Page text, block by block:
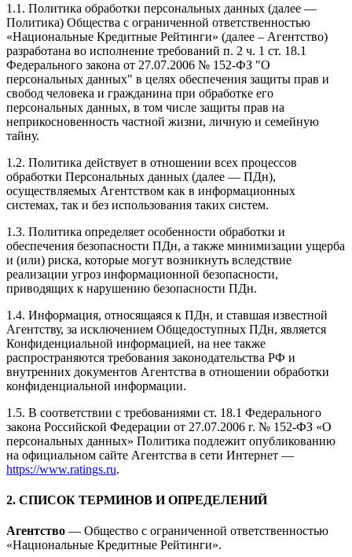
1.1. Политика обработки персональных данных (далее —
Политика) Общества с ограниченной ответственностью
«Национальные Кредитные Рейтинги» (далее – Агентство)
разработана во исполнение требований п. 2 ч. 1 ст. 18.1
Федерального закона от 27.07.2006 № 152-ФЗ "О
персональных данных" в целях обеспечения защиты прав и
свобод человека и гражданина при обработке его
персональных данных, в том числе защиты прав на
неприкосновенность частной жизни, личную и семейную
тайну.
1.2. Политика действует в отношении всех процессов
обработки Персональных данных (далее — ПДн),
осуществляемых Агентством как в информационных
системах, так и без использования таких систем.
1.3. Политика определяет особенности обработки и
обеспечения безопасности ПДн, а также минимизации ущерба
и (или) риска, которые могут возникнуть вследствие
реализации угроз информационной безопасности,
приводящих к нарушению безопасности ПДн.
1.4. Информация, относящаяся к ПДн, и ставшая известной
Агентству, за исключением Общедоступных ПДн, является
Конфиденциальной информацией, на нее также
распространяются требования законодательства РФ и
внутренних документов Агентства в отношении обработки
конфиденциальной информации.
1.5. В соответствии с требованиями ст. 18.1 Федерального
закона Российской Федерации от 27.07.2006 г. № 152-ФЗ «О
персональных данных» Политика подлежит опубликованию
на официальном сайте Агентства в сети Интернет —
https://www.ratings.ru.
2. СПИСОК ТЕРМИНОВ И ОПРЕДЕЛЕНИЙ
Агентство — Общество с ограниченной ответственностью
«Национальные Кредитные Рейтинги».